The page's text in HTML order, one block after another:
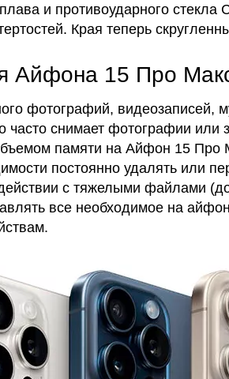
и противоударного
Края теперь
Айфона 15 Про
фотографий, видеозаписей,
снимает фотографии или
памяти на Айфон 15 Про
постоянно удалять или
с тяжелыми файлами
все необходимое на